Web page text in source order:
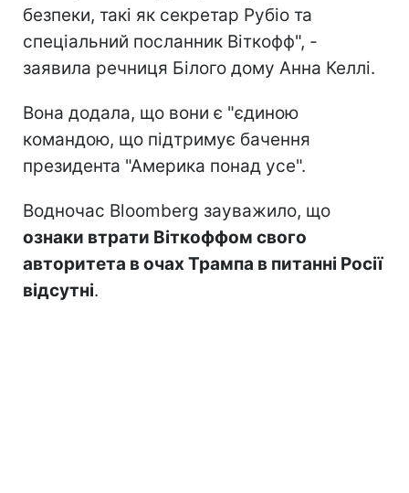
безпеки, такі як секретар Рубіо та
спеціальний посланник Віткофф", -
заявила речниця Білого дому Анна Келлі.
Вона додала, що вони є "єдиною
командою, що підтримує бачення
президента "Америка понад усе".
Водночас Bloomberg зауважило, що
ознаки втрати Віткоффом свого
авторитета в очах Трампа в питанні Росії
відсутні.